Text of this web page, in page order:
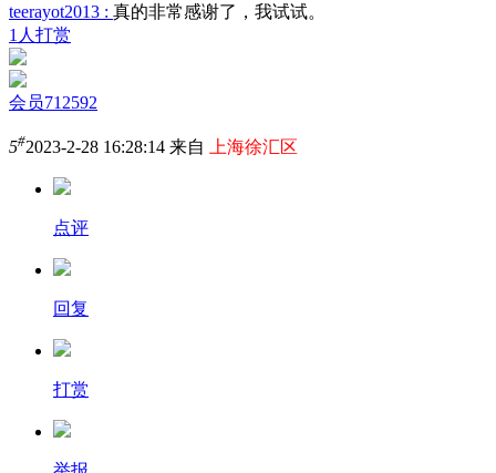
teerayot2013 : 真的非常感谢了，我试试。
1人打赏
会员712592
5#2023-2-28 16:28:14 来自 上海徐汇区
点评
回复
打赏